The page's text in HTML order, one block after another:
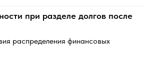
при разделе долгов после
распределения финансовых